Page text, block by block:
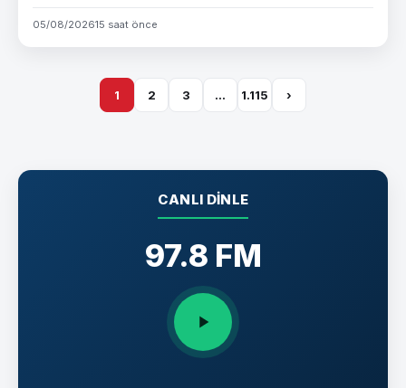
05/08/202615 saat önce
1 2 3 … 1.115 ›
CANLI DINLE
97.8 FM